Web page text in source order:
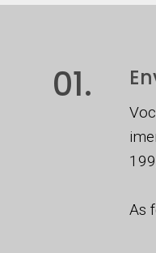
01.
As